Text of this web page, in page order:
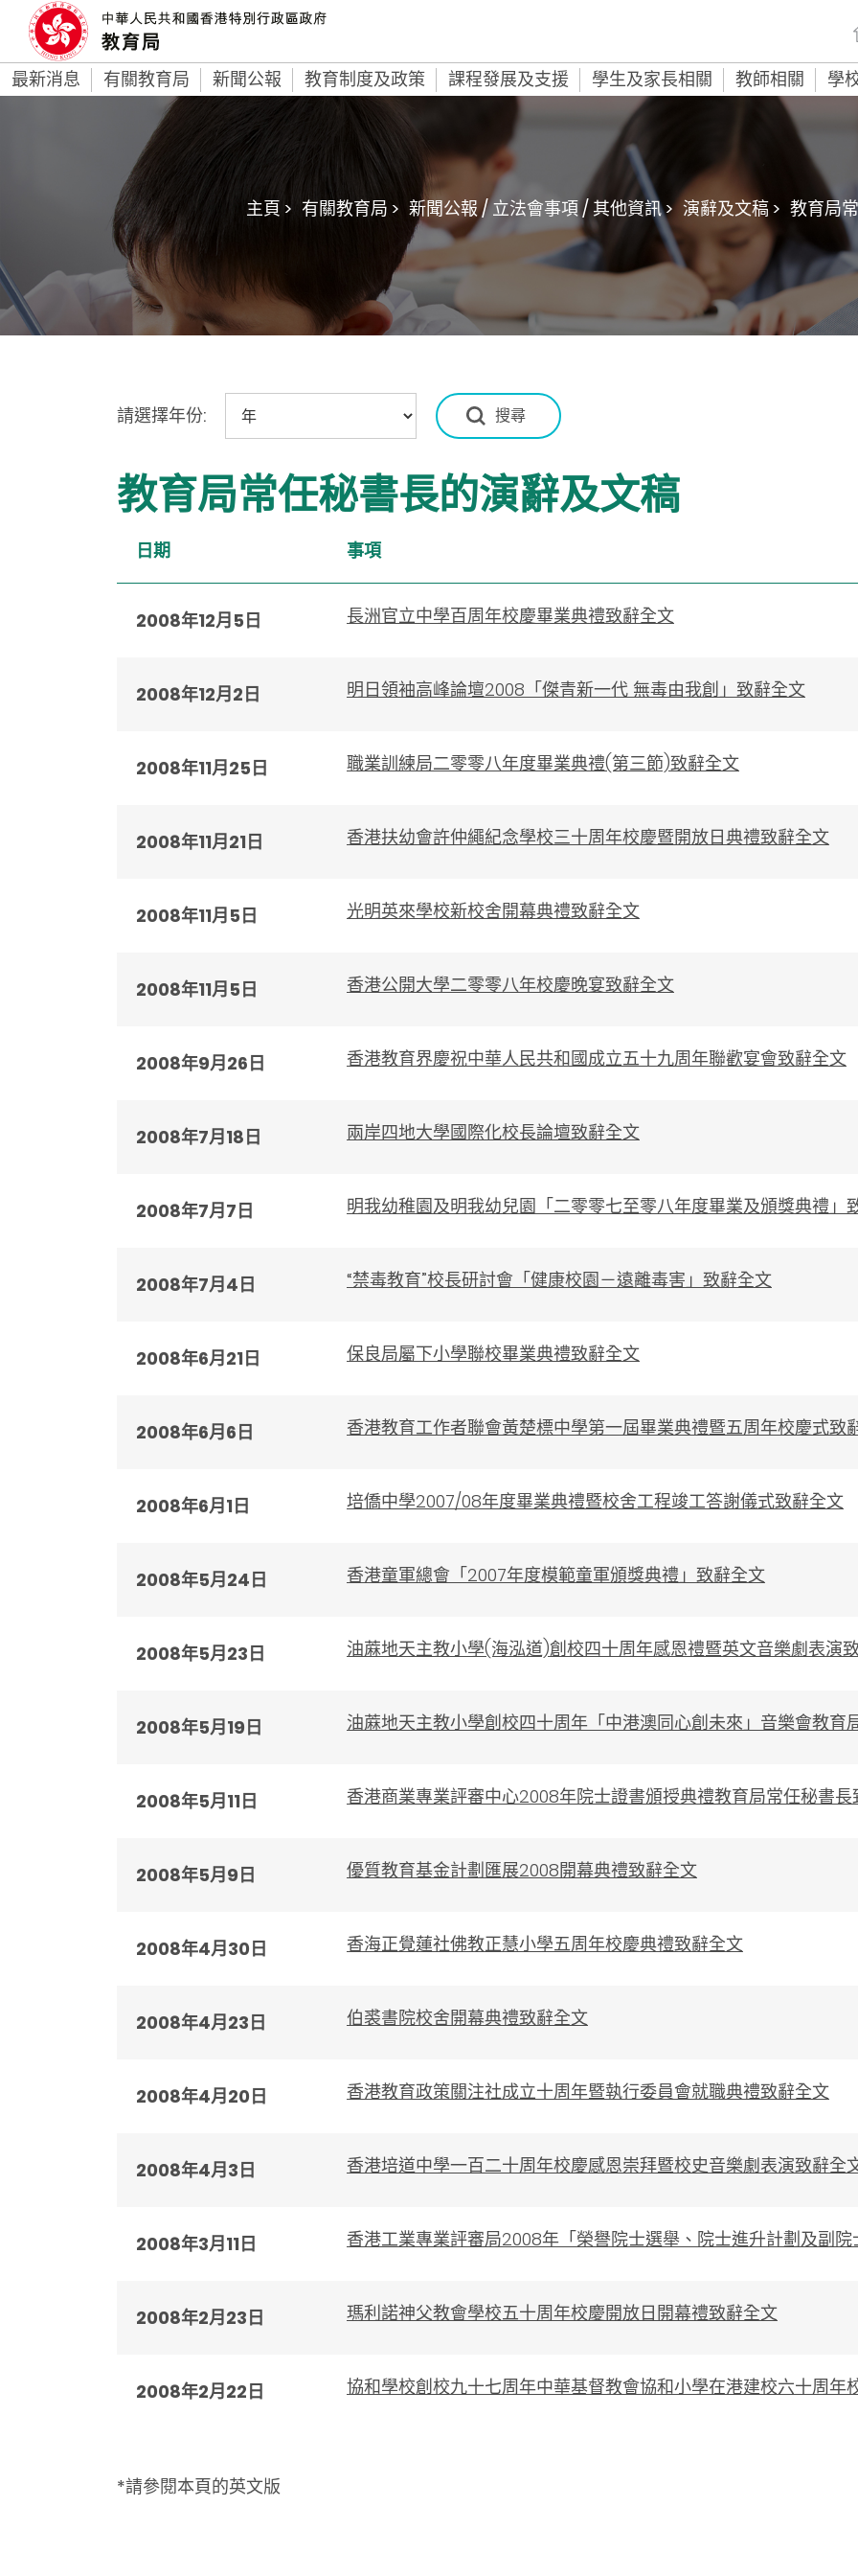
最新消息 有關教育局 新聞公報 教育制度及政策 課程發展及支援 學生及家長相關 教師相關 學
主頁 > 有關教育局 > 新聞公報 / 立法會事項 / 其他資訊 > 演辭及文稿 > 教育局
請選擇年份:
教育局常任秘書長的演辭及文稿
日期 事項
2008年12月5日 長洲官立中學百周年校慶畢業典禮致辭全文
2008年12月2日 明日領袖高峰論壇2008「傑青新一代 無毒由我創」致辭全文
2008年11月25日 職業訓練局二零零八年度畢業典禮(第三節)致辭全文
2008年11月21日 香港扶幼會許仲繩紀念學校三十周年校慶暨開放日典禮致辭全文
2008年11月5日 光明英來學校新校舍開幕典禮致辭全文
2008年11月5日 香港公開大學二零零八年校慶晚宴致辭全文
2008年9月26日 香港教育界慶祝中華人民共和國成立五十九周年聯歡宴會致辭全文
2008年7月18日 兩岸四地大學國際化校長論壇致辭全文
2008年7月7日 明我幼稚園及明我幼兒園「二零零七至零八年度畢業及頒獎典禮」
2008年7月4日 “禁毒教育”校長研討會「健康校園－遠離毒害」致辭全文
2008年6月21日 保良局屬下小學聯校畢業典禮致辭全文
2008年6月6日 香港教育工作者聯會黃楚標中學第一屆畢業典禮暨五周年校慶式致
2008年6月1日 培僑中學2007/08年度畢業典禮暨校舍工程竣工答謝儀式致辭全文
2008年5月24日 香港童軍總會「2007年度模範童軍頒獎典禮」致辭全文
2008年5月23日 油蔴地天主教小學(海泓道)創校四十周年感恩禮暨英文音樂劇表演
2008年5月19日 油蔴地天主教小學創校四十周年「中港澳同心創未來」音樂會教育
2008年5月11日 香港商業專業評審中心2008年院士證書頒授典禮教育局常任秘書長
2008年5月9日 優質教育基金計劃匯展2008開幕典禮致辭全文
2008年4月30日 香海正覺蓮社佛教正慧小學五周年校慶典禮致辭全文
2008年4月23日 伯裘書院校舍開幕典禮致辭全文
2008年4月20日 香港教育政策關注社成立十周年暨執行委員會就職典禮致辭全文
2008年4月3日 香港培道中學一百二十周年校慶感恩崇拜暨校史音樂劇表演致辭全
2008年3月11日 香港工業專業評審局2008年「榮譽院士選舉、院士進升計劃及副
2008年2月23日 瑪利諾神父教會學校五十周年校慶開放日開幕禮致辭全文
2008年2月22日 協和學校創校九十七周年中華基督教會協和小學在港建校六十周年
*請參閱本頁的英文版